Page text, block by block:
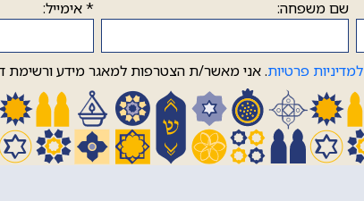
שם משפחה: *אימייל:
למדיניות פרטיות. אני מאשר/ת הצטרפות למאגר מידע ורשימת